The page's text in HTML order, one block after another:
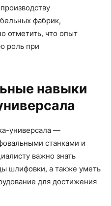
фабрик,
отметить, что опыт
роль при
навыки
универсала —
станками и
важно знать
шлифовки, а также уметь
для достижения